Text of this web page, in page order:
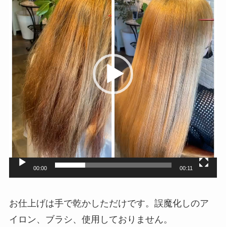
プ
レ
ー
ヤ
ー
00:00 00:11
お仕上げは手で乾かしただけです。誤魔化しのア
イロン、ブラシ、使用しておりません。